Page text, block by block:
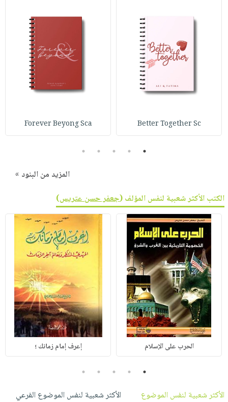
Better Together Sc
Forever Beyong Sca
1
2
3
4
5
المزيد من البنود »
الكتب الأكثر شعبية لنفس المؤلف (جعفر حسن عتريس)
الحرب على الإسلام إعرف إمام زمانك ؛
1
2
3
4
5
الأكثر شعبية لنفس الموضوع
الأكثر شعبية لنفس الموضوع الفرعي